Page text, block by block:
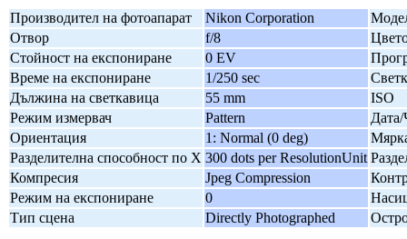
Производител на фотоапарат Nikon Corporation
Отвор
f/8
Стойност на експониране
0 EV
Време на експониране
1/250 sec
Дължина на светкавица
55 mm
ISO
Режим измервач
Pattern
Дата/
Ориентация
1: Normal (0 deg)
Разделителна способност по X 300 dots per ResolutionUnit
Компресия
Jpeg Compression
Режим на експониране
0
Тип сцена
Directly Photographed